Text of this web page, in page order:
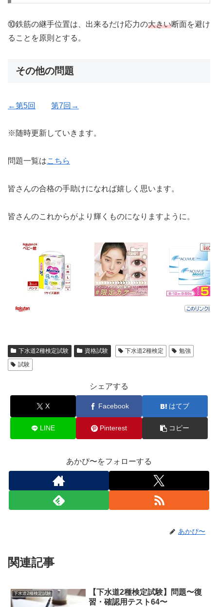
⑩鉄筋の継手位置は、出来るだけ応力の大きい断面を避け
ることを原則とする。
その他の問題
←第5回 第7回→
※随時更新していきます。
問題一覧はこちら
皆さんの合格の手助けになれば嬉しく思います。
皆さんのこれからがより輝くものになりますように。
下水道2種検定試験 資格試験 下水道2種検定
勉強
試験
シェアする
X Facebook はてブ
LINE Pinterest コピー
あかぴ〜をフォローする
あかぴ〜
関連記事
下水道2種検定試験
【下水道2種検定試験】問題〜復
習・確認用テスト64〜